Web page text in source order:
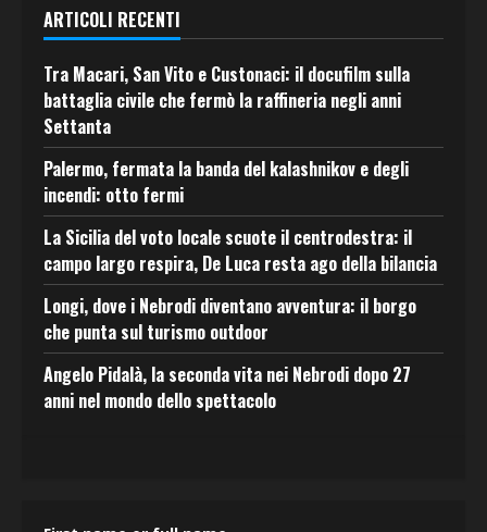
ARTICOLI RECENTI
Tra Macari, San Vito e Custonaci: il docufilm sulla
battaglia civile che fermò la raffineria negli anni
Settanta
Palermo, fermata la banda del kalashnikov e degli
incendi: otto fermi
La Sicilia del voto locale scuote il centrodestra: il
campo largo respira, De Luca resta ago della bilancia
Longi, dove i Nebrodi diventano avventura: il borgo
che punta sul turismo outdoor
Angelo Pidalà, la seconda vita nei Nebrodi dopo 27
anni nel mondo dello spettacolo